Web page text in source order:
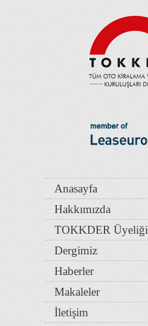
Anasayfa
Hakkımızda
TOKKDER Üyeliği
Dergimiz
Haberler
Makaleler
İletişim